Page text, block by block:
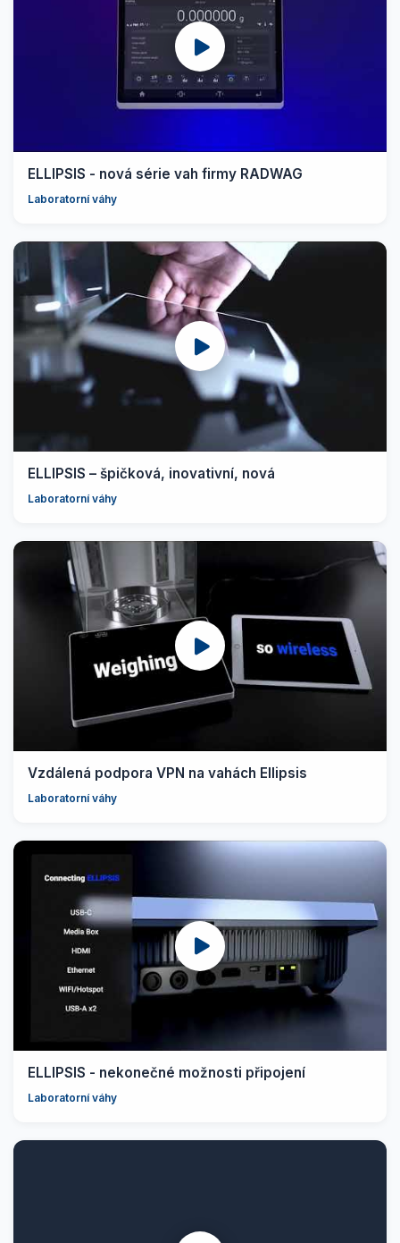
ELLIPSIS - nová série vah firmy RADWAG
Laboratorní váhy
ELLIPSIS – špičková, inovativní, nová
Laboratorní váhy
Vzdálená podpora VPN na vahách Ellipsis
Laboratorní váhy
ELLIPSIS - nekonečné možnosti připojení
Laboratorní váhy